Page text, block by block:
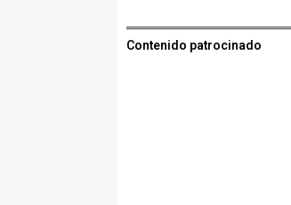
Contenido patrocinado